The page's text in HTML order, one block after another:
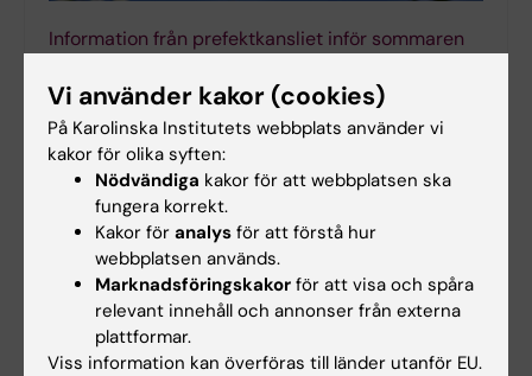
Information från prefektkansliet inför sommaren
2026-05-27 15:11
För medarbetare på institutionen för klinisk vetenskap,
intervention och teknik - CLINTEC under
semesterperioden 2026.
Vi använder kakor (cookies)
På Karolinska Institutets webbplats använder vi
kakor för olika syften:
Nödvändiga kakor för att webbplatsen ska
fungera korrekt.
Kakor för analys för att förstå hur
webbplatsen används.
Marknadsföringskakor för att visa och spåra
relevant innehåll och annonser från externa
plattformar.
Viss information kan överföras till länder utanför EU.